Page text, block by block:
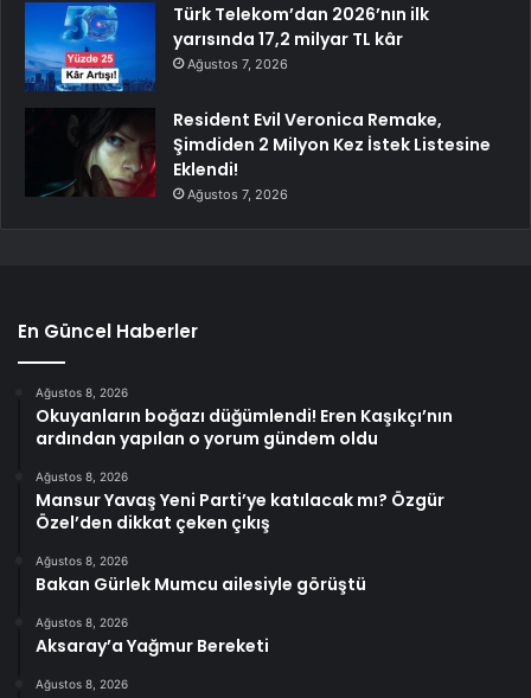
Türk Telekom’dan 2026’nın ilk
yarısında 17,2 milyar TL kâr
Ağustos 7, 2026
Resident Evil Veronica Remake,
Şimdiden 2 Milyon Kez İstek Listesine
Eklendi!
Ağustos 7, 2026
En Güncel Haberler
Ağustos 8, 2026
Okuyanların boğazı düğümlendi! Eren Kaşıkçı’nın
ardından yapılan o yorum gündem oldu
Ağustos 8, 2026
Mansur Yavaş Yeni Parti’ye katılacak mı? Özgür
Özel’den dikkat çeken çıkış
Ağustos 8, 2026
Bakan Gürlek Mumcu ailesiyle görüştü
Ağustos 8, 2026
Aksaray’a Yağmur Bereketi
Ağustos 8, 2026